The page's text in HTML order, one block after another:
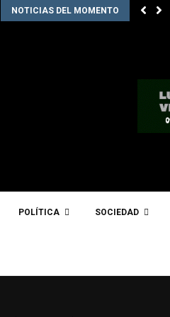
NOTICIAS DEL MOMENTO
POLÍTICA SOCIEDAD